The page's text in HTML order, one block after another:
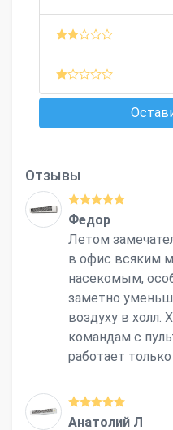
Отзывы
Федор
Летом
в офис всяким
насекомым,
заметно
воздуху в холл.
командам с
работает
Анатолий Л